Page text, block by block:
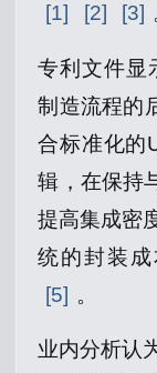
[1]
[2] [3]
专利文件显
制造流程的
合标准化的
辑，在保持
提高集成密
统的封装成
[5] 。
业内分析认